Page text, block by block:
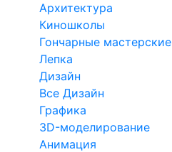
Архитектура
Киношколы
Гончарные мастерские
Лепка
Дизайн
Все Дизайн
Графика
3D-моделирование
Анимация